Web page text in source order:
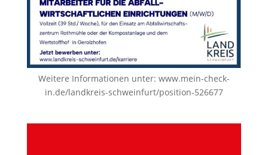
Weitere Informationen unter: www.mein-check-
in.de/landkreis-schweinfurt/position-526677